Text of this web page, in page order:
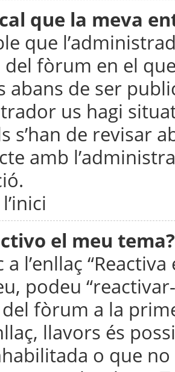
que la meva
que
fòrum en el
abans de ser
us hagi
s’han de revisar
amb
el meu tema?
a l’enllaç
podeu
fòrum a la
llavors és
o que